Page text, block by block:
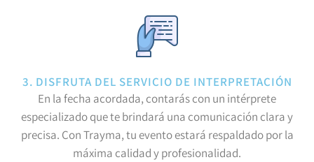
3. DISFRUTA DEL SERVICIO DE INTERPRETACIÓN
En la fecha acordada, contarás con un intérprete
especializado que te brindará una comunicación clara y
precisa. Con Trayma, tu evento estará respaldado por la
máxima calidad y profesionalidad.